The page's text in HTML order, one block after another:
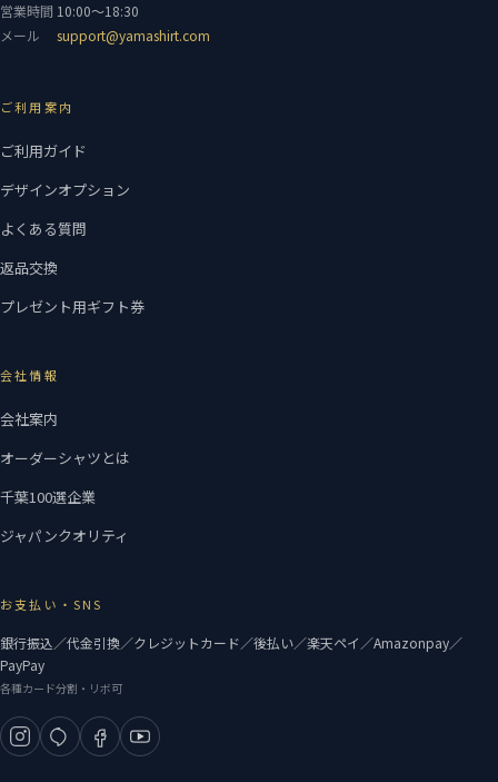
営業時間 10:00〜18:30
メール
support@yamashirt.com
ご利用案内
ご利用ガイド
デザインオプション
よくある質問
返品交換
プレゼント用ギフト券
会社情報
会社案内
オーダーシャツとは
千葉100選企業
ジャパンクオリティ
お支払い・SNS
銀行振込／代金引換／クレジットカード／後払い／楽天ペイ／Amazonpay／
PayPay
各種カード分割・リボ可